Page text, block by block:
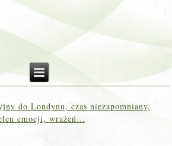
do Londynu, czas niezapomniany,
emocji, wrażeń…